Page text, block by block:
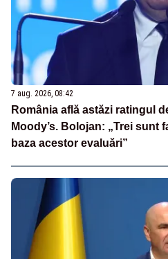
7 aug. 2026, 08:42
România află astăzi ratingul
Moody’s. Bolojan: „Trei sunt
baza acestor evaluări”